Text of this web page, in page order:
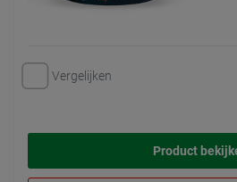
Vergelijken
Product